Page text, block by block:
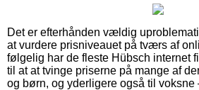
Det er efterhånden vældig
at vurdere prisniveauet på tværs af
følgelig har de fleste Hübsch internet
til at at tvinge priserne på mange af
og børn, og yderligere også til voksne